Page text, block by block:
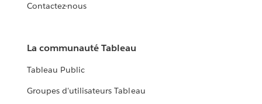
Contactez-nous
La communauté Tableau
Tableau Public
Groupes d'utilisateurs Tableau